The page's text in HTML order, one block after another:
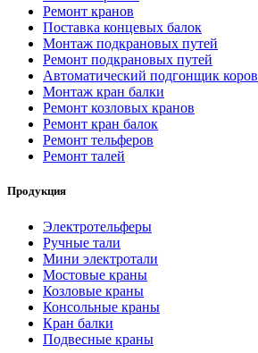
Ремонт кранов
Поставка концевых балок
Монтаж подкрановых путей
Ремонт подкрановых путей
Автоматический подгонщик коров
Монтаж кран балки
Ремонт козловых кранов
Ремонт кран балок
Ремонт тельферов
Ремонт талей
Продукция
Электротельферы
Ручные тали
Мини электротали
Мостовые краны
Козловые краны
Консольные краны
Кран балки
Подвесные краны